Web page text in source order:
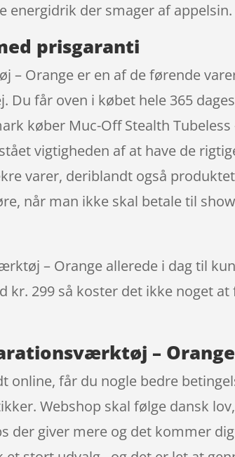
der smager af appelsin.
prisgaranti
– Orange er en af de førende
Du får oven i købet hele 365
køber Muc-Off Stealth
vigtigheden af at have de
varer, deriblandt også
når man ikke skal betale til
– Orange allerede i dag til
299 så koster det ikke noget
–
online, får du nogle bedre
Webshop skal følge dansk
der giver mere og det kommer